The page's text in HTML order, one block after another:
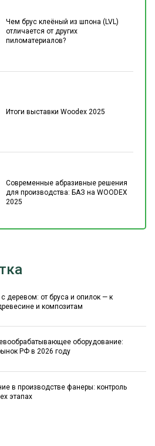
Чем брус клеёный из шпона (LVL)
отличается от других
пиломатериалов?
Итоги выставки Woodex 2025
Современные абразивные решения
для производства: БАЗ на WOODEX
2025
деревом: от бруса и опилок — к
и композитам
оборудование:
РФ в 2026 году
в производстве фанеры: контроль
этапах